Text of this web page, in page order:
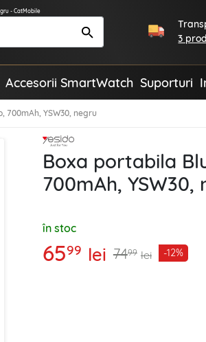
- CatMobile
3
Accesorii SmartWatch Suporturi
700mAh, YSW30, negru
Boxa portabila
700mAh, YSW30,
în stoc
6599 lei 7499 lei -12%